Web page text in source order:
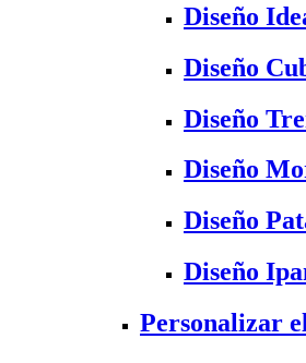
Diseño
Diseño
Diseño
Diseño
Diseño
Diseño
Personalizar